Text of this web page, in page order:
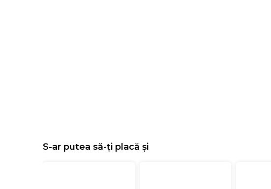
S-ar putea să-ți placă și